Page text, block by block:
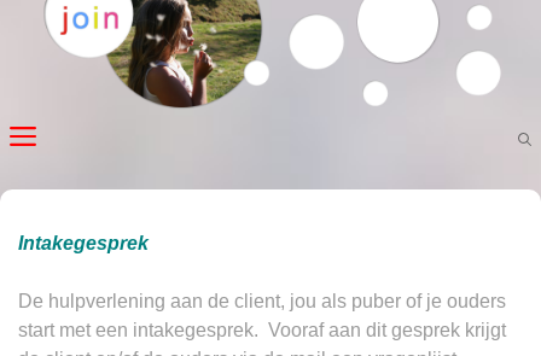
MENU
Intakegesprek
De hulpverlening aan de client, jou als puber of je ouders
start met een intakegesprek. Vooraf aan dit gesprek krijgt